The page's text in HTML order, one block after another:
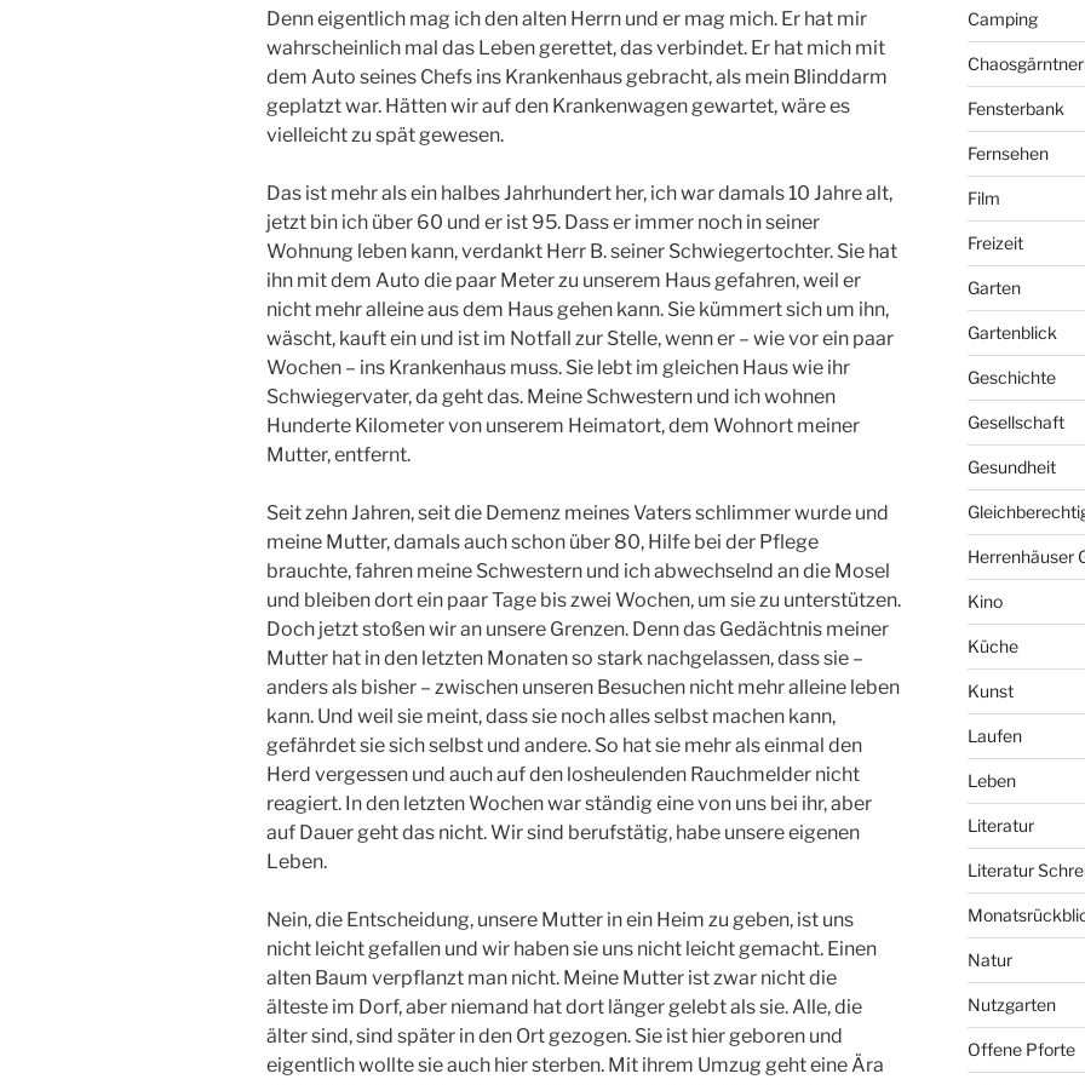
Denn eigentlich mag ich den alten Herrn und er mag mich. Er hat mir
wahrscheinlich mal das Leben gerettet, das verbindet. Er hat mich mit
dem Auto seines Chefs ins Krankenhaus gebracht, als mein Blinddarm
geplatzt war. Hätten wir auf den Krankenwagen gewartet, wäre es
vielleicht zu spät gewesen.
Das ist mehr als ein halbes Jahrhundert her, ich war damals 10 Jahre alt,
jetzt bin ich über 60 und er ist 95. Dass er immer noch in seiner
Wohnung leben kann, verdankt Herr B. seiner Schwiegertochter. Sie hat
ihn mit dem Auto die paar Meter zu unserem Haus gefahren, weil er
nicht mehr alleine aus dem Haus gehen kann. Sie kümmert sich um ihn,
wäscht, kauft ein und ist im Notfall zur Stelle, wenn er – wie vor ein paar
Wochen – ins Krankenhaus muss. Sie lebt im gleichen Haus wie ihr
Schwiegervater, da geht das. Meine Schwestern und ich wohnen
Hunderte Kilometer von unserem Heimatort, dem Wohnort meiner
Mutter, entfernt.
Seit zehn Jahren, seit die Demenz meines Vaters schlimmer wurde und
meine Mutter, damals auch schon über 80, Hilfe bei der Pflege
brauchte, fahren meine Schwestern und ich abwechselnd an die Mosel
und bleiben dort ein paar Tage bis zwei Wochen, um sie zu unterstützen.
Doch jetzt stoßen wir an unsere Grenzen. Denn das Gedächtnis meiner
Mutter hat in den letzten Monaten so stark nachgelassen, dass sie –
anders als bisher – zwischen unseren Besuchen nicht mehr alleine leben
kann. Und weil sie meint, dass sie noch alles selbst machen kann,
gefährdet sie sich selbst und andere. So hat sie mehr als einmal den
Herd vergessen und auch auf den losheulenden Rauchmelder nicht
reagiert. In den letzten Wochen war ständig eine von uns bei ihr, aber
auf Dauer geht das nicht. Wir sind berufstätig, habe unsere eigenen
Leben.
Nein, die Entscheidung, unsere Mutter in ein Heim zu geben, ist uns
nicht leicht gefallen und wir haben sie uns nicht leicht gemacht. Einen
alten Baum verpflanzt man nicht. Meine Mutter ist zwar nicht die
älteste im Dorf, aber niemand hat dort länger gelebt als sie. Alle, die
älter sind, sind später in den Ort gezogen. Sie ist hier geboren und
eigentlich wollte sie auch hier sterben. Mit ihrem Umzug geht eine Ära
Camping
Fensterbank
Fernsehen
Film
Freizeit
Garten
Gartenblick
Geschichte
Gesellschaft
Gesundheit
Herrenhäuser
Kino
Küche
Kunst
Laufen
Leben
Literatur
Literatur
Natur
Nutzgarten
Offene Pforte